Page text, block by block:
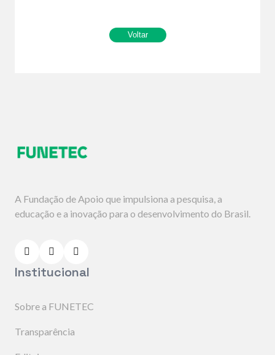
A Fundação de Apoio que impulsiona a pesquisa, a
educação e a inovação para o desenvolvimento do Brasil.
Institucional
Sobre a FUNETEC
Transparência